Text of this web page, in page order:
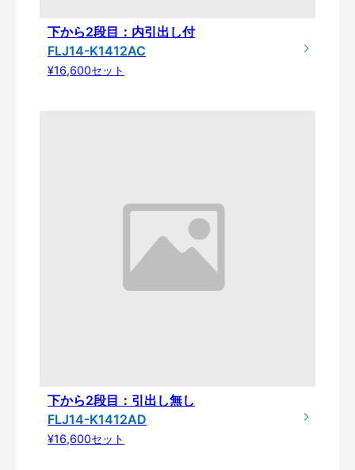
下から2段目：内引出し付
FLJ14-K1412AC
¥16,600セット
下から2段目：引出し無し
FLJ14-K1412AD
¥16,600セット